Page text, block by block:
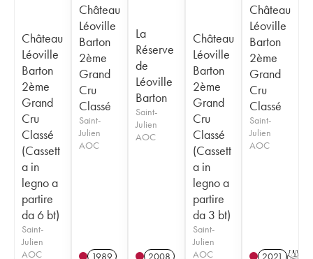
Château
Léoville
Barton
2ème
Grand
Cru
Classé
(Cassett
a in
legno a
partire
da 6 bt)
Saint-
Julien
AOC
Château
Léoville
Barton
2ème
Grand
Cru
Classé
Saint-
Julien
AOC
1989
La
Réserve
de
Léoville
Barton
Saint-
Julien
AOC
2008
Château
Léoville
Barton
2ème
Grand
Cru
Classé
(Cassett
a in
legno a
partire
da 3 bt)
Saint-
Julien
AOC
Château
Léoville
Barton
2ème
Grand
Cru
Classé
Saint-
Julien
AOC
2021 T